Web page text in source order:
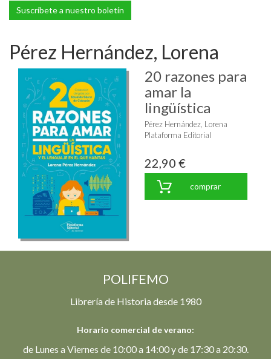
Suscríbete a nuestro boletín
Pérez Hernández, Lorena
20 razones para
amar la
lingüística
Pérez Hernández, Lorena
Plataforma Editorial
22,90 €
comprar
POLIFEMO
Librería de Historia desde 1980
Horario comercial de verano:
de Lunes a Viernes de 10:00 a 14:00 y de 17:30 a 20:30.